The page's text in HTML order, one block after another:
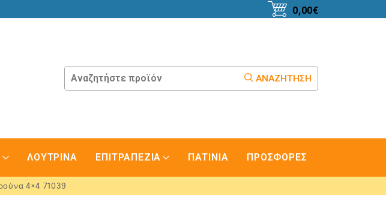
0,00€
ΑΝΑΖΉΤΗΣΗ
ΛΟΥΤΡΙΝΑ ΕΠΙΤΡΑΠΕΖΙΑ ΠΑΤΙΝΙΑ ΠΡΟΣΦΟΡΕΣ
4×4 71039